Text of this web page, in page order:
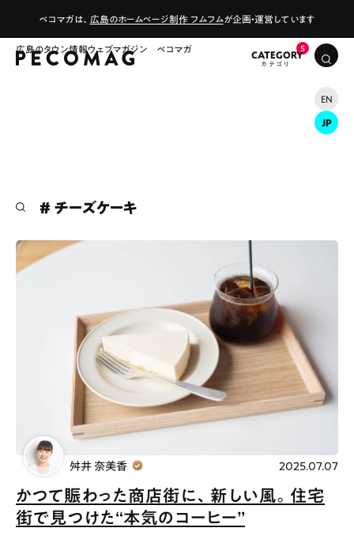
ペコマガは、 広島のホームページ制作 フムフムが企画・運営しています
広島のタウン情報ウェブマガジン ペコマガ
CATEGORY
EN
JP
# ランチ # スイーツ
# ファミリーにおすすめ
# 女子旅におすすめ
# テイクアウト # パン # コーヒー
Special
Gourmet News
# チーズケーキ
かつて賑わった商店街に、新しい風。住宅
街で見つけた“本気のコーヒー”
舛井 奈美香 2025.07.07